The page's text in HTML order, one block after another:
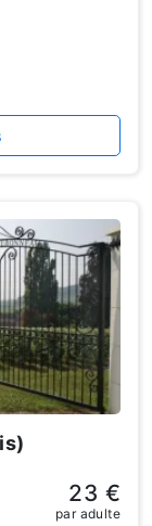
23 €
par adulte